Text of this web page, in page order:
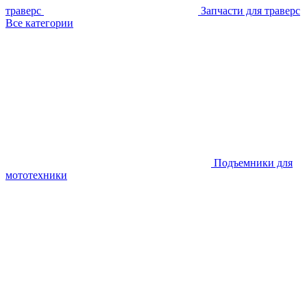
траверс
Запчасти для траверс
Все категории
Подъемники для
мототехники